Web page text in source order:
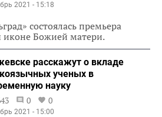
2021 - 15:18
состоялась премьера
иконе Божией матери.
расскажут о вкладе
ученых в
науку
0 0
2021 - 15:00